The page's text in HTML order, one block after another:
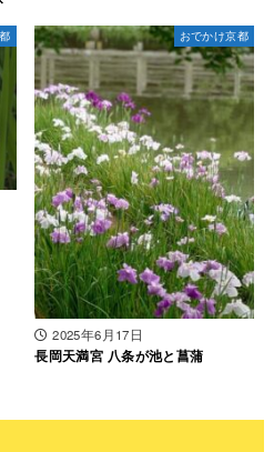
おでかけ京都
2025年6月17日
長岡天満宮 八条が池と菖蒲